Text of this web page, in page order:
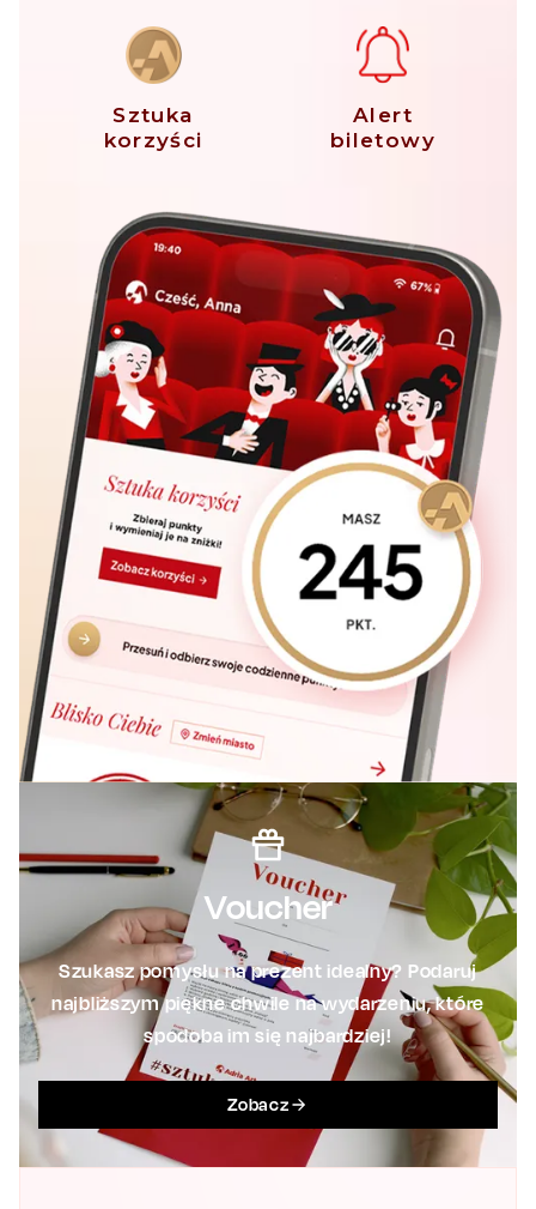
Sztuka
korzyści
Alert
biletowy
Voucher
Szukasz pomysłu na prezent idealny? Podaruj
najbliższym piękne chwile na wydarzeniu, które
spodoba im się najbardziej!
Zobacz